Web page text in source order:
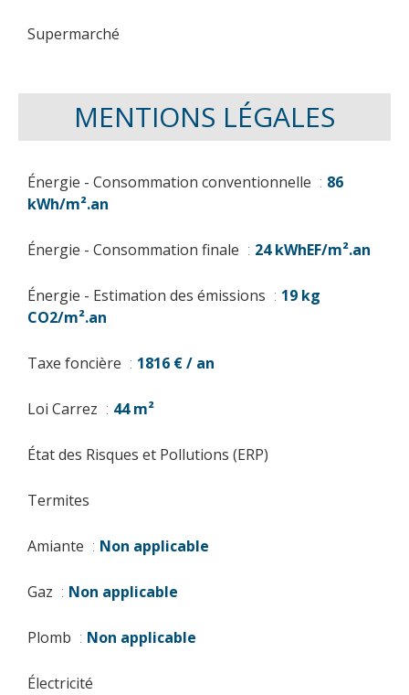
Supermarché
MENTIONS LÉGALES
Énergie - Consommation conventionnelle
86
kWh/m².an
Énergie - Consommation finale 24 kWhEF/m².an
Énergie - Estimation des émissions
19 kg
CO2/m².an
Taxe foncière 1816 € / an
Loi Carrez 44 m²
État des Risques et Pollutions (ERP)
Termites
Amiante Non applicable
Gaz Non applicable
Plomb Non applicable
Électricité